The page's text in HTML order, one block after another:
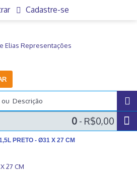
Cadastre-se
0 - R$0,00
PRETO - Ø31 X 27 CM